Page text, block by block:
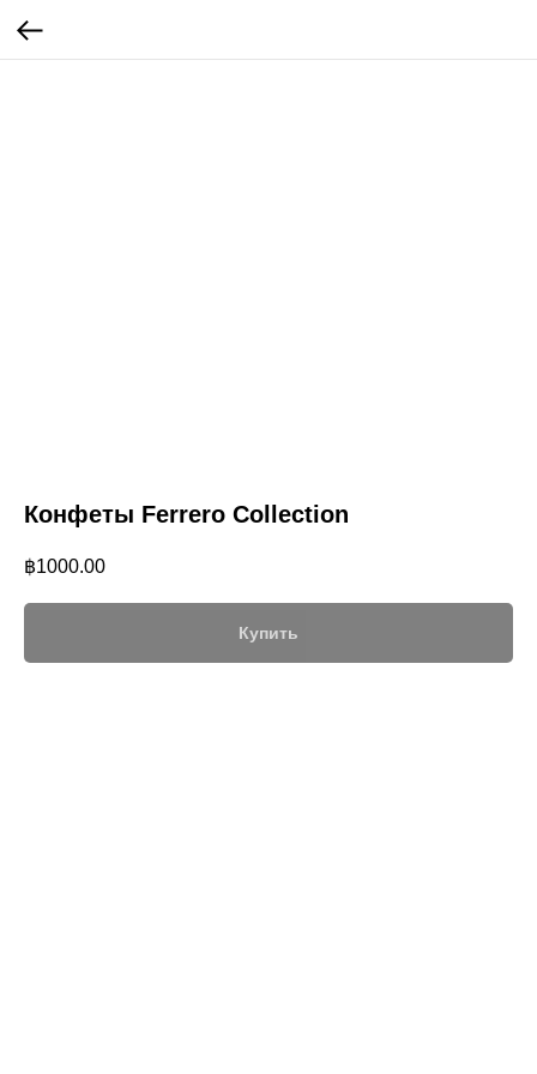
Конфеты Ferrero Collection
฿1000.00
Купить